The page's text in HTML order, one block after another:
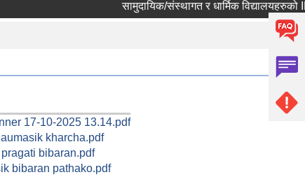
17-10-2025 13.14.pdf
kharcha.pdf
bibaran.pdf
bibaran pathako.pdf